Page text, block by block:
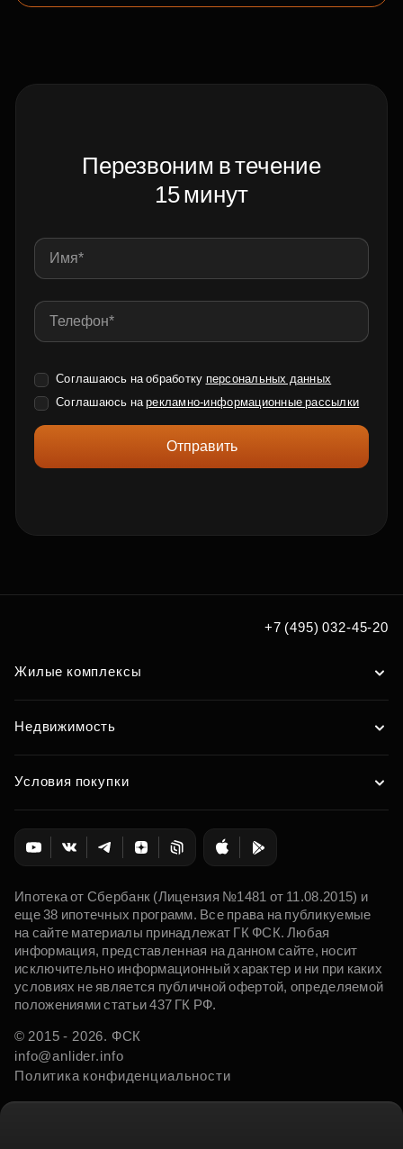
Перезвоним в течение
15 минут
Соглашаюсь на обработку персональных данных
Соглашаюсь нарекламно-информационные рассылки
Отправить
+7 (495) 032-45-20
Жилые комплексы
Недвижимость
Условия покупки
Ипотека от Сбербанк (Лицензия №1481 от 11.08.2015) и
еще 38 ипотечных программ. Все права на публикуемые
на сайте материалы принадлежат ГК ФСК. Любая
информация, представленная на данном сайте, носит
исключительно информационный характер и ни при каких
условиях не является публичной офертой, определяемой
положениями статьи 437 ГК РФ.
© 2015 - 2026. ФСК
info@anlider.info
Политика конфиденциальности